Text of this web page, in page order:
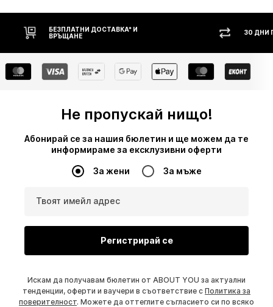
БЕЗПЛАТНИ ДОСТАВКА* И
ВРЪЩАНЕ
30 ДНИ ПРАВО НА
Не пропускай нищо!
Абонирай се за нашия бюлетин и ще можем да те
информираме за ексклузивни оферти
За жени За мъже
Твоят имейл адрес
Регистрирай се
Искам да получавам бюлетин от ABOUT YOU за актуални
тенденции, оферти и ваучери в съответствие с Политика за
поверителност. Можете да оттеглите съгласието си по всяко